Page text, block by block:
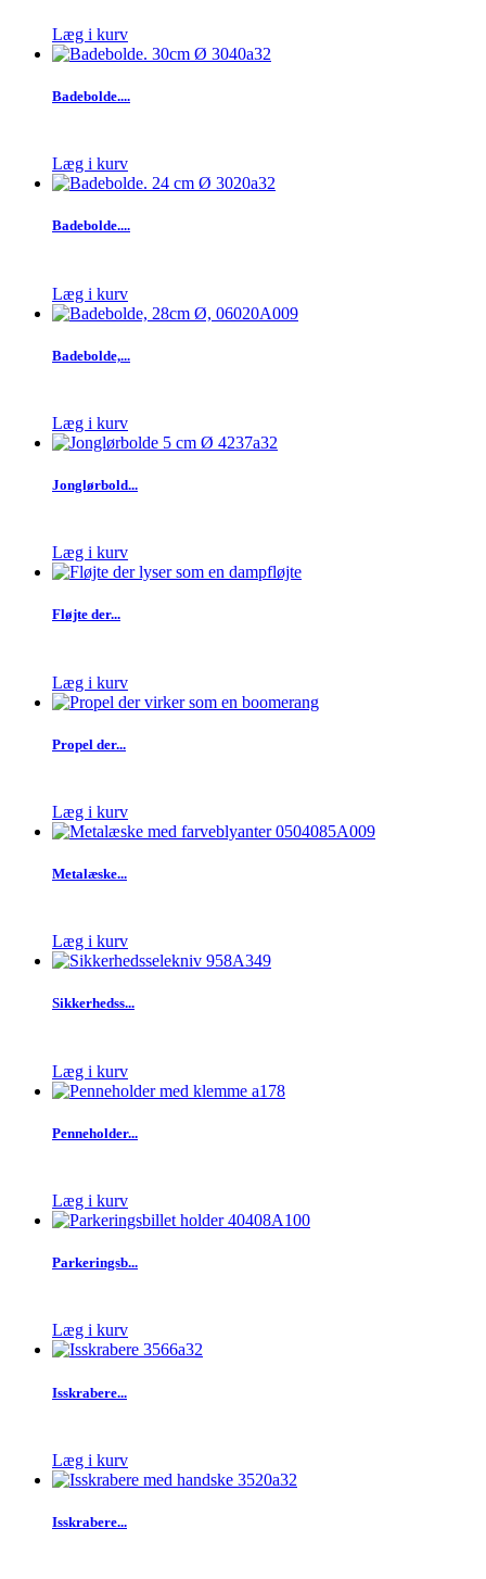
Læg i kurv
Badebolde....
Læg i kurv
Badebolde....
Læg i kurv
Badebolde,...
Læg i kurv
Jonglørbold...
Læg i kurv
Fløjte der...
Læg i kurv
Propel der...
Læg i kurv
Metalæske...
Læg i kurv
Sikkerhedss...
Læg i kurv
Penneholder...
Læg i kurv
Parkeringsb...
Læg i kurv
Isskrabere...
Læg i kurv
Isskrabere...